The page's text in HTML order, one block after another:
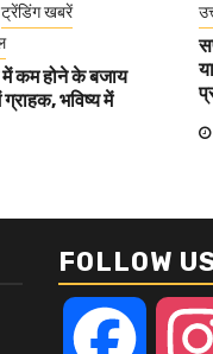
ट्रेंडिंग खबरें
में कम होने के बजाय
भविष्य में
FOLLOW